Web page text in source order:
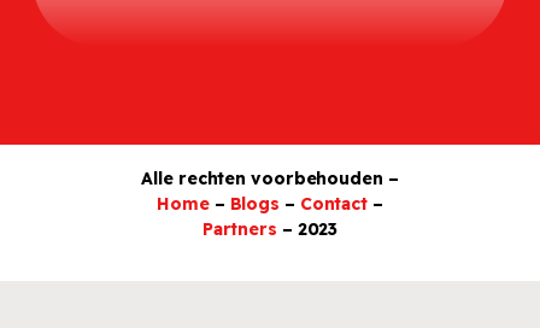
Alle rechten voorbehouden –
Home– Blogs – Contact –
Partners – 2023